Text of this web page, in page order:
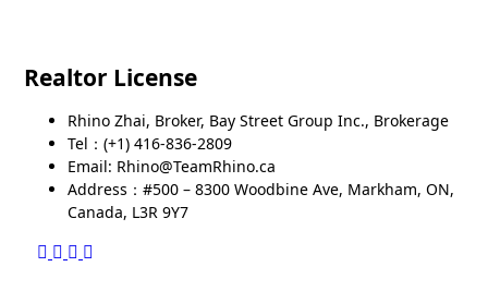
Realtor License
Rhino Zhai, Broker, Bay Street Group Inc., Brokerage
Tel：(+1) 416-836-2809
Email: Rhino@TeamRhino.ca
Address：#500 – 8300 Woodbine Ave, Markham, ON,
Canada, L3R 9Y7